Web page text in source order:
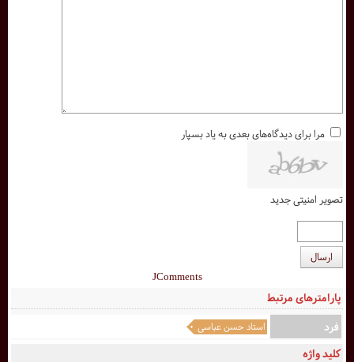
کلید واژه
پارامترهای مرتبط
فرد
استاد حسن عباسی
مرا برای دیدگاه‌های بعدی به یاد بسپار
تصویر امنیتی جدید
ارسال
JComments